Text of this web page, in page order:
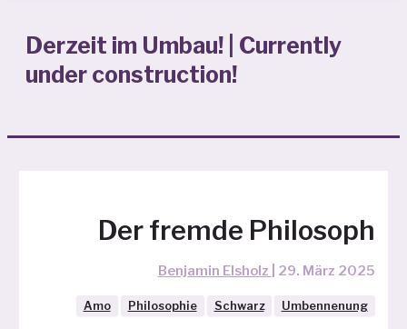
Derzeit im Umbau! | Currently
under construction!
Der fremde Philosoph
Benjamin Elsholz 29. März 2025
Amo Philosophie Schwarz Umbennenung